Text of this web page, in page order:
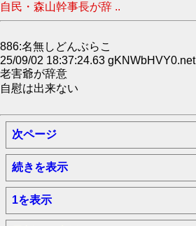
自民・森山幹事長が辞 ..
886:名無しどんぶらこ
25/09/02 18:37:24.63 gKNWbHVY0.net
老害爺が辞意
自慰は出来ない
次ページ
続きを表示
1を表示